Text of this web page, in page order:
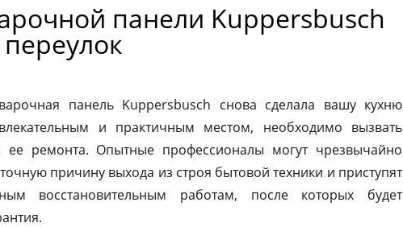
панели Kuppersbusch
панель Kuppersbusch снова сделала вашу кухню
и практичным местом, необходимо вызвать
ее ремонта. Опытные профессионалы могут чрезвычайно
причину выхода из строя бытовой техники и приступят
восстановительным работам, после которых будет